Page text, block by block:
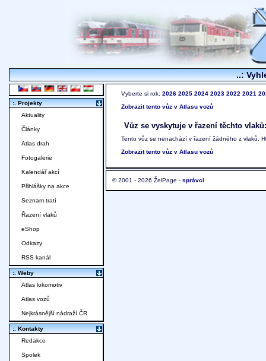
..:
Vyberte si rok: 2026 2025 2024 2023 2022 2021
Zobrazit tento vůz v Atlasu vozů
Vůz se vyskytuje v řazení těchto vlaků:
Tento vůz se nenachází v řazení žádného z vlaků.
Zobrazit tento vůz v Atlasu vozů
© 2001 - 2026 ŽelPage - správci
:. Projekty
Aktuality
Články
Atlas drah
Fotogalerie
Kalendář akcí
Přihlášky na akce
Seznam tratí
Řazení vlaků
eShop
Odkazy
RSS kanál
:. Weby
Atlas lokomotiv
Atlas vozů
Nejkrásnější nádraží ČR
:. Kontakty
Redakce
Spolek